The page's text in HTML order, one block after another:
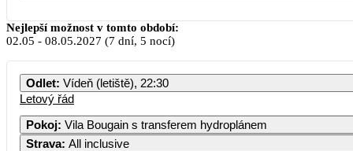
Květen 2027
PO ÚT ST ČT PÁ
Nejlepší možnost v tomto období:
02.05 - 08.05.2027 (7 dní, 5 nocí)
Odlet: Vídeň (letiště), 22:30
Letový řád
Pokoj:
Vila Bougain s transferem hydroplánem
Strava: All inclusive